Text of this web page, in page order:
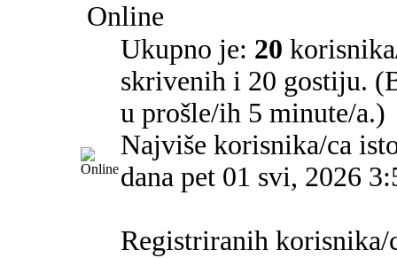
Online
Ukupno je: 20
skrivenih i 20 gostiju.
u prošle/ih 5 minute/a.)
Najviše korisnika/ca
dana pet 01 svi, 2026
Registriranih korisnika/